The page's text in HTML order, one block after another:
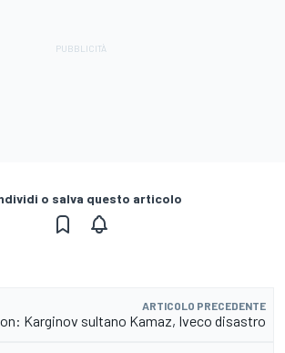
o salva questo articolo
ARTICOLO PRECEDENTE
Karginov sultano Kamaz, Iveco disastro